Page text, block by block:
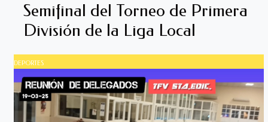
Semifinal del Torneo de Primera
División de la Liga Local
DEPORTES